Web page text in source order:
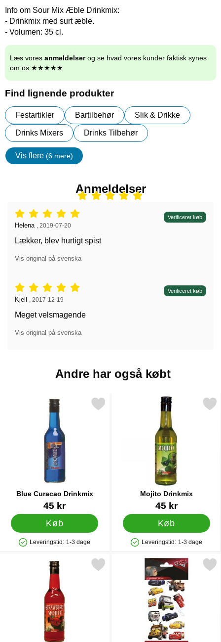
Info om Sour Mix Æble Drinkmix:
- Drinkmix med surt æble.
- Volumen: 35 cl.
Læs vores anmeldelserog se hvad vores kunder faktisk synes
om os ★★★★★
Find lignende produkter
Festartikler Bartilbehør Slik & Drikke
Drinks Mixers Drinks Tilbehør
Vis flere (6 mere)
Egenskaper
Anmeldelser
Anmeldelser: 5 stjerne af 5, Verificeret køb
Anmeldelser af:
Helena 2019-07-20
Lækker, blev hurtigt spist
Vis original på svenska
Anmeldelser: 5 stjerne af 5, Verificeret køb
Anmeldelser af:
Kjell 2017-12-19
Meget velsmagende
Vis original på svenska
Andre har også købt
Blue Curacao Drinkmix
45 kr
Køb
Produkttilgængelighed: På lager
Leveringstid: 1-3 dage
Markér blue Curacao Drinkmix som favorit
Mojito Drinkmix
45 kr
Køb
Produkttilgængelighed: På lager
Leveringstid: 1-3 dage
Markér mojito
Markér strawberry Mojito Drinkmix som favorit
Markér midlertidige